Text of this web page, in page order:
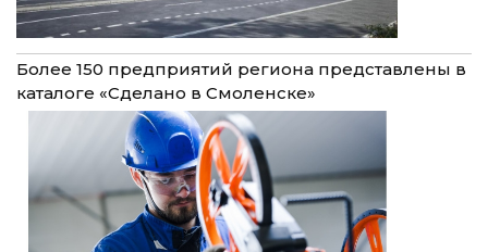
Более 150 предприятий региона представлены в
каталоге «Сделано в Смоленске»